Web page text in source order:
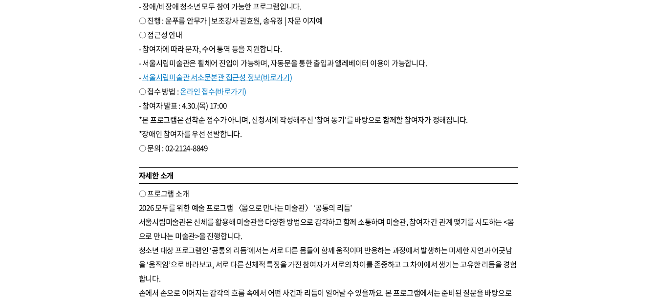
- 장애/비장애 청소년 모두 참여 가능한 프로그램입니다.
〇 진행 : 윤푸름 안무가 | 보조강사 권효원, 송유경 | 자문 이지예
〇 접근성 안내
- 참여자에 따라 문자, 수어 통역 등을 지원합니다.
- 서울시립미술관은 휠체어 진입이 가능하며, 자동문을 통한 출입과 엘레베이터 이용이 가능합니다.
-서울시립미술관 서소문본관 접근성 정보(바로가기)
〇 접수 방법 :온라인 접수(바로가기)
- 참여자 발표 : 4.30.(목) 17:00
*본 프로그램은 선착순 접수가 아니며, 신청서에 작성해주신 '참여 동기'를 바탕으로 함께할 참여자가 정해집니다.
*장애인 참여자를 우선 선발합니다.
〇 문의 : 02-2124-8849
자세한 소개
〇 프로그램 소개
2026 모두를 위한 예술 프로그램 〈몸으로 만나는 미술관〉 ‘공통의 리듬’
서울시립미술관은 신체를 활용해 미술관을 다양한 방법으로 감각하고 함께 소통하며 미술관, 참여자 간 관계 맺기를 시도하는 <몸
으로 만나는 미술관>을 진행합니다.
청소년 대상 프로그램인 ‘공통의 리듬’에서는 서로 다른 몸들이 함께 움직이며 반응하는 과정에서 발생하는 미세한 지연과 어긋남
을 ‘움직임’으로 바라보고, 서로 다른 신체적 특징을 가진 참여자가 서로의 차이를 존중하고 그 차이에서 생기는 고유한 리듬을 경험
합니다.
손에서 손으로 이어지는 감각의 흐름 속에서 어떤 사건과 리듬이 일어날 수 있을까요. 본 프로그램에서는 준비된 질문을 바탕으로